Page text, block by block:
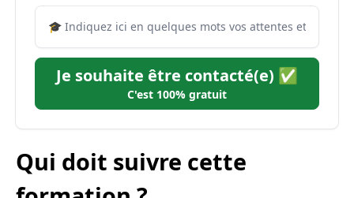
Je souhaite être contacté(e) ✅
C'est 100% gratuit
Qui doit suivre cette